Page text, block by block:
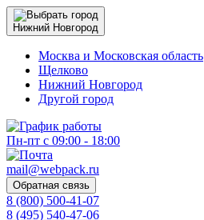
Нижний Новгород
Москва и Московская область
Щелково
Нижний Новгород
Другой город
Пн-пт с 09:00 - 18:00
mail@webpack.ru
Обратная связь
8 (800) 500-41-07
8 (495) 540-47-06